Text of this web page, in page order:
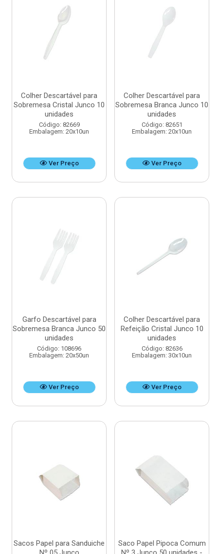
Colher Descartável para
Sobremesa Cristal Junco 10
unidades
Código: 82669
Embalagem: 20x10un
Ver Preço
Colher Descartável para
Sobremesa Branca Junco 10
unidades
Código: 82651
Embalagem: 20x10un
Ver Preço
Garfo Descartável para
Sobremesa Branca Junco 50
unidades
Código: 108696
Embalagem: 20x50un
Ver Preço
Colher Descartável para
Refeição Cristal Junco 10
unidades
Código: 82636
Embalagem: 30x10un
Ver Preço
Sacos Papel para Sanduiche
Saco Papel Pipoca Comum